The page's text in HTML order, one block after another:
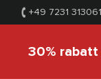
+49 7231 313061
30% rabatt